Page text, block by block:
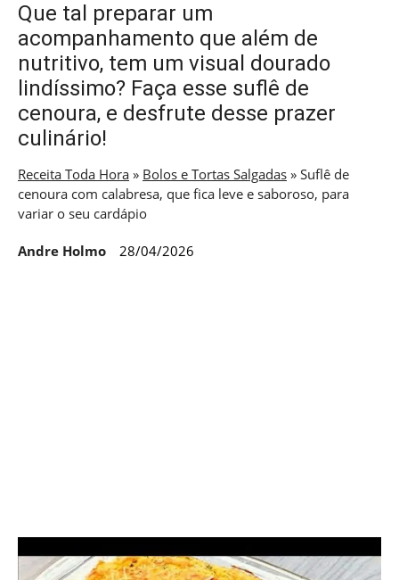
Que tal preparar um
acompanhamento que além de
nutritivo, tem um visual dourado
lindíssimo? Faça esse suflê de
cenoura, e desfrute desse prazer
culinário!
Receita Toda Hora » Bolos e Tortas Salgadas » Suflê de
cenoura com calabresa, que fica leve e saboroso, para
variar o seu cardápio
Andre Holmo 28/04/2026